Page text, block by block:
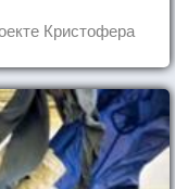
Кристофера